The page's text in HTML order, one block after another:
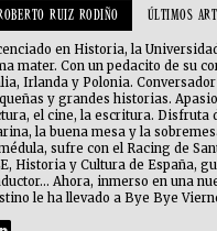
RUIZ RODIÑO ÚLTIMOS
en Historia, la
mater. Con un pedacito de su
Irlanda y Polonia.
y grandes historias.
el cine, la escritura. Disfruta
la buena mesa y la
sufre con el Racing de
Historia y Cultura de España,
Ahora, inmerso en una
le ha llevado a Bye Bye